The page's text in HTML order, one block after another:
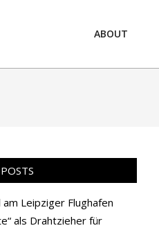
ABOUT
Leipziger Flughafen
als Drahtzieher für